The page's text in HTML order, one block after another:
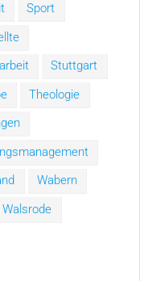
Sport
Stuttgart
Theologie
Wabern
Walsrode